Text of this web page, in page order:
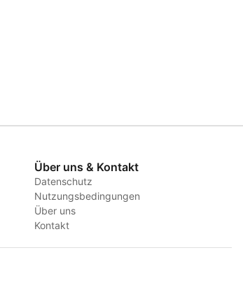
Über uns & Kontakt
Datenschutz
Nutzungsbedingungen
Über uns
Kontakt